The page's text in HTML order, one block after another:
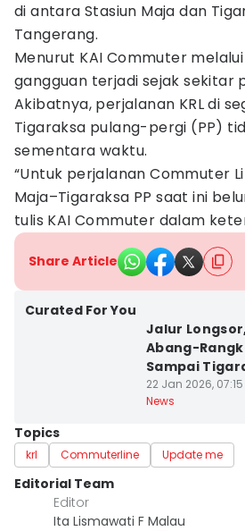
di antara Stasiun Maja dan
Tangerang.
Menurut KAI Commuter
gangguan terjadi sejak sekitar
Akibatnya, perjalanan KRL di
Tigaraksa pulang-pergi (PP)
sementara waktu.
“Untuk perjalanan Commuter
Maja–Tigaraksa PP saat ini
tulis KAI Commuter dalam
Share Article
Curated For You
Jalur
Abang-
Sampai
22 Jan 2026, 07:15
News
Topics
krl Commuterline Update me
Editorial Team
Editor
Ita Lismawati F Malau